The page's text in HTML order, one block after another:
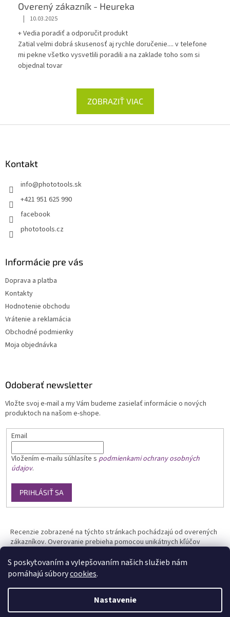
S poskytovaním a vylepšovaním našich služieb nám
pomáhajú súborycookies.
Nastavenie
Overený zákazník - Heureka
| 10.03.2025
+ Vedia poradiť a odporučit produkt
Zatial velmi dobrá skusenosť aj rychle doručenie.... v telefone
mi pekne všetko vysvetlili poradili a na zaklade toho som si
objednal tovar
ZOBRAZIŤ VIAC
Kontakt
info@phototools.sk
+421 951 625 990
facebook
phototools.cz
Informácie pre vás
Doprava a platba
Kontakty
Hodnotenie obchodu
Vrátenie a reklamácia
Obchodné podmienky
Moja objednávka
Odoberať newsletter
Vložte svoj e-mail a my Vám budeme zasielať informácie o nových
produktoch na našom e-shope.
Email
Vložením e-mailu súhlasíte s podmienkami ochrany osobných
údajov.
PRIHLÁSIŤ SA
Recenzie zobrazené na týchto stránkach pochádzajú od overených
zákazníkov. Overovanie prebieha pomocou unikátnych kľúčov
Vytvoril Shoptet